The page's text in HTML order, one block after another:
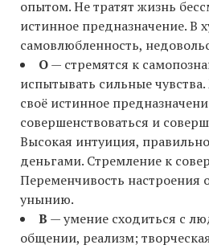
опытом. Не тратят жизнь
истинное предназначение. В
самовлюбленность,
О— стремятся к
испытывать сильные
своё истинное
совершенствоваться и
Высокая интуиция,
деньгами. Стремление к
Переменчивость настроения
унынию.
В — умение сходиться с
общении, реализм;